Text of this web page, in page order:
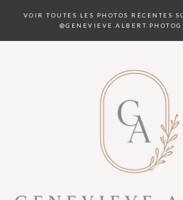
VOIR TOUTES LES PHOTOS RÉCENTES